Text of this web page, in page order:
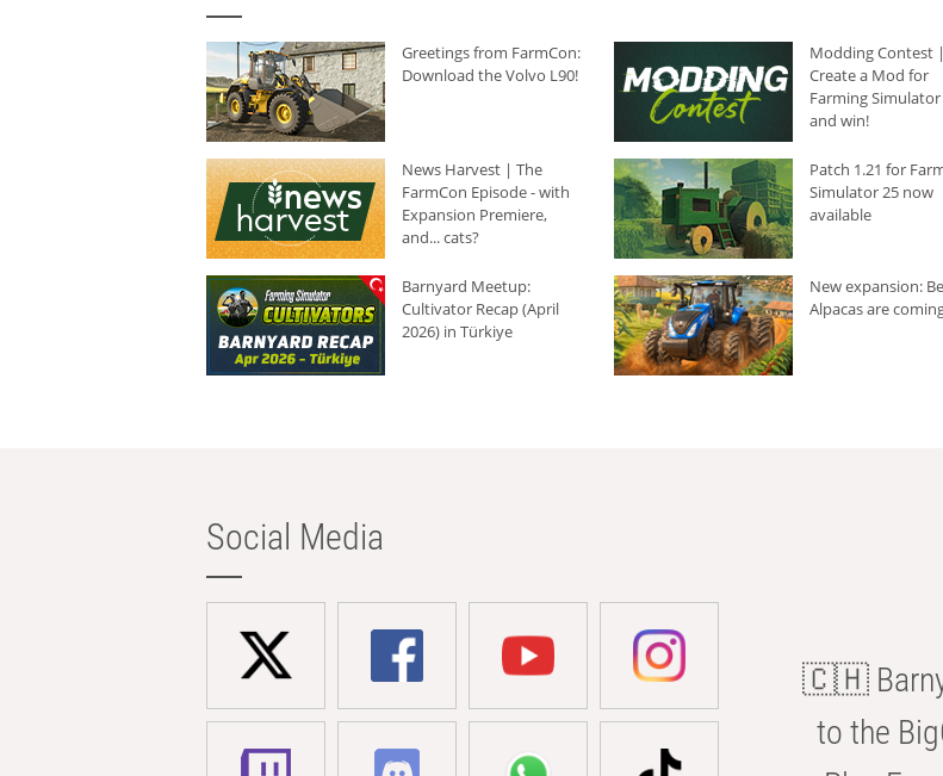
Greetings from FarmCon:
Download the Volvo L90!
Modding Contest |
Create a Mod for
Farming Simulator
and win!
News Harvest | The
FarmCon Episode - with
Expansion Premiere,
and... cats?
Patch 1.21 for
Simulator 25 now
available
Barnyard Meetup:
Cultivator Recap (April
2026) in Türkiye
New expansion:
Alpacas are
Social Media
🇨🇭
to the